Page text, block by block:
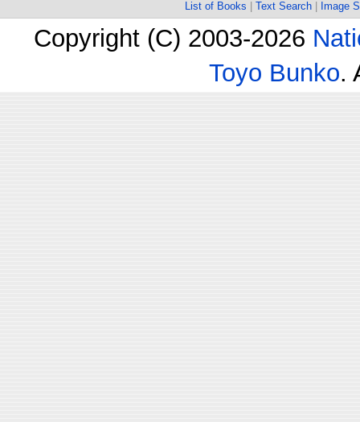
List of Books Text Search Image
Copyright (C) 2003-2026
Toyo Bunko.